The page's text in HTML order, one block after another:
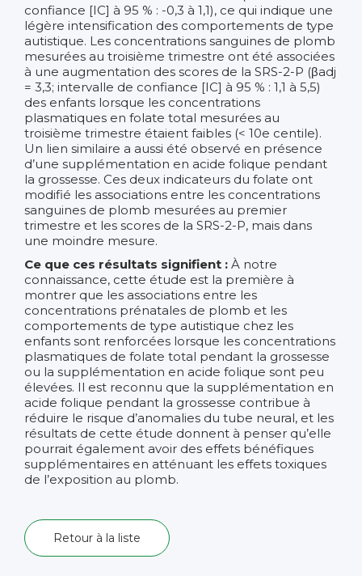
confiance [IC] à 95 % : -0,3 à 1,1), ce qui indique une
légère intensification des comportements de type
autistique. Les concentrations sanguines de plomb
mesurées au troisième trimestre ont été associées
à une augmentation des scores de la SRS-2-P (βadj
= 3,3; intervalle de confiance [IC] à 95 % : 1,1 à 5,5)
des enfants lorsque les concentrations
plasmatiques en folate total mesurées au
troisième trimestre étaient faibles (< 10e centile).
Un lien similaire a aussi été observé en présence
d’une supplémentation en acide folique pendant
la grossesse. Ces deux indicateurs du folate ont
modifié les associations entre les concentrations
sanguines de plomb mesurées au premier
trimestre et les scores de la SRS-2-P, mais dans
une moindre mesure.
Ce que ces résultats signifient : À notre
connaissance, cette étude est la première à
montrer que les associations entre les
concentrations prénatales de plomb et les
comportements de type autistique chez les
enfants sont renforcées lorsque les concentrations
plasmatiques de folate total pendant la grossesse
ou la supplémentation en acide folique sont peu
élevées. Il est reconnu que la supplémentation en
acide folique pendant la grossesse contribue à
réduire le risque d’anomalies du tube neural, et les
résultats de cette étude donnent à penser qu’elle
pourrait également avoir des effets bénéfiques
supplémentaires en atténuant les effets toxiques
de l’exposition au plomb.
Retour à la liste